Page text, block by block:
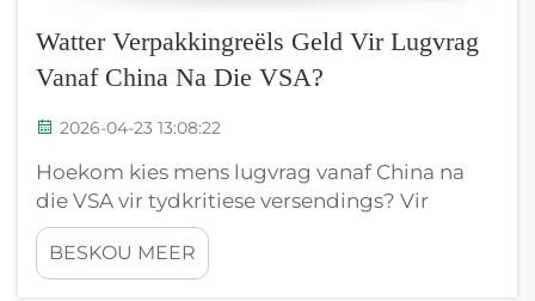
Watter Verpakkingreëls Geld Vir Lugvrag
Vanaf China Na Die VSA?
2026-04-23 13:08:22
Hoekom kies mens lugvrag vanaf China na
die VSA vir tydkritiese versendings? Vir
besighede met ononderhandelbare
leweringsvensters bied lugvrag vanaf China
na die VSA ongeëwenaarde spoed en
BESKOU MEER